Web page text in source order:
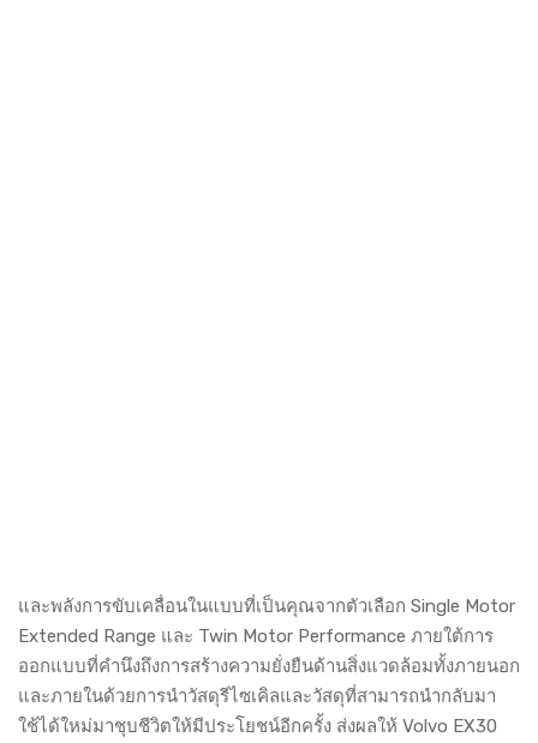
และพลังการขับเคลื่อนในแบบที่เป็นคุณจากตัวเลือก Single Motor
Extended Range และ Twin Motor Performance ภายใต้การ
ออกแบบที่คำนึงถึงการสร้างความยั่งยืนด้านสิ่งแวดล้อมทั้งภายนอก
และภายในด้วยการนำวัสดุรีไซเคิลและวัสดุที่สามารถนำกลับมา
ใช้ได้ใหม่มาชุบชีวิตให้มีประโยชน์อีกครั้ง ส่งผลให้ Volvo EX30